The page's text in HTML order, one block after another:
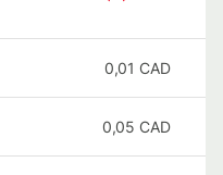
0,01 CAD
0,05 CAD